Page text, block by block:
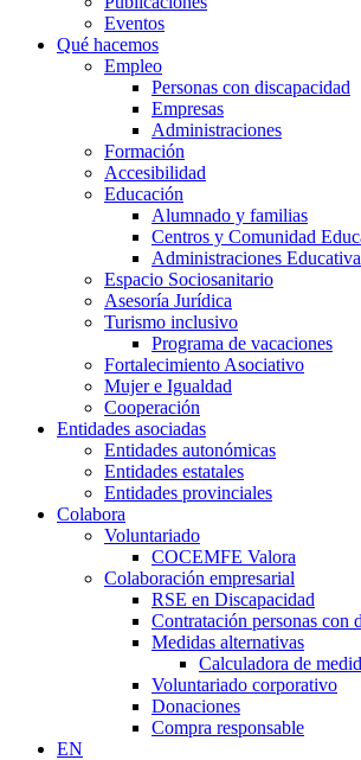
Eventos
Qué hacemos
Empleo
Personas con discapacidad
Empresas
Administraciones
Formación
Accesibilidad
Educación
Alumnado y familias
Centros y Comunidad
Administraciones
Espacio Sociosanitario
Asesoría Jurídica
Turismo inclusivo
Programa de vacaciones
Fortalecimiento Asociativo
Mujer e Igualdad
Cooperación
Entidades asociadas
Entidades autonómicas
Entidades estatales
Entidades provinciales
Colabora
Voluntariado
COCEMFE Valora
Colaboración empresarial
RSE en Discapacidad
Contratación personas con
Medidas alternativas
Calculadora de
Voluntariado corporativo
Donaciones
Compra responsable
EN